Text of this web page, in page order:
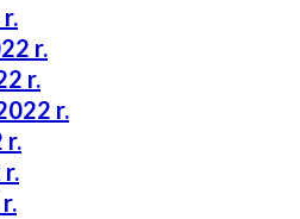
r.
r.
r.
r.